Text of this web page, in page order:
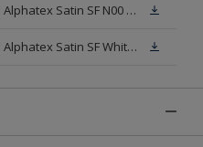
Veiligheidsinformatieblad Alphatex Satin SF N00 (MSDS)
Veiligheidsinformatieblad Alphatex Satin SF White (MSDS)